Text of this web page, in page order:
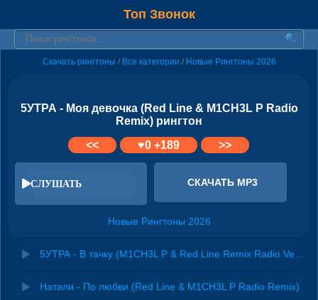
Топ Звонок
Скачать рингтоны / Все категории / Новые Рингтоны 2026
5УТРА - Моя девочка (Red Line & M1CH3L P Radio
Remix) рингтон
<<
♥0+189 >>
СЛУШАТЬ СКАЧАТЬ MP3
Новые Рингтоны 2026
Натали - По любви (Red Line & M1CH3L P Radio Remix)